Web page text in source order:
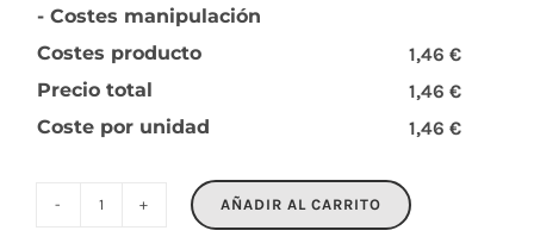
- Costes manipulación
Costes producto
1,46 €
Precio total
1,46 €
Coste por unidad
1,46 €
AÑADIR AL CARRITO